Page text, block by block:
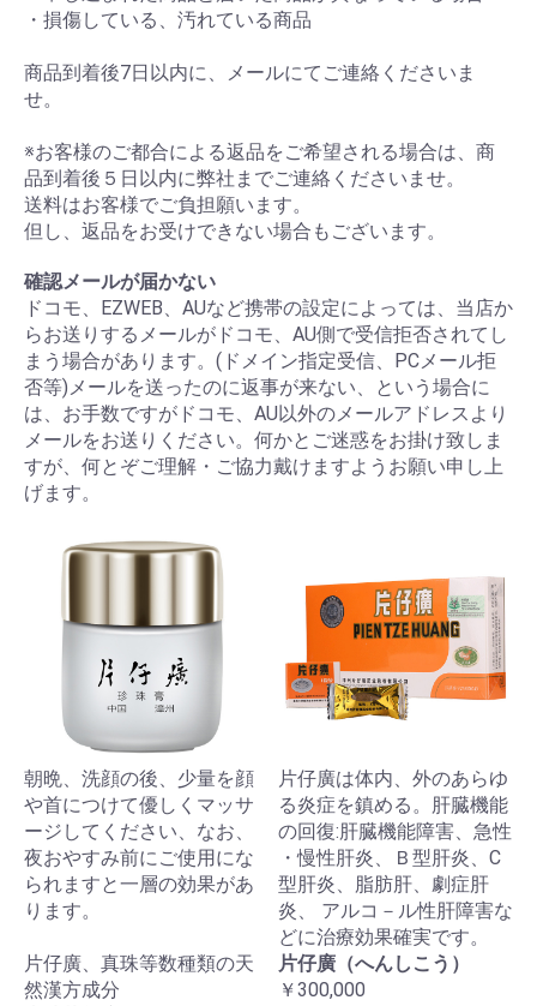
・損傷している、汚れている商品
商品到着後7日以内に、メールにてご連絡くださいま
せ。
※お客様のご都合による返品をご希望される場合は、商
品到着後５日以内に弊社までご連絡くださいませ。
送料はお客様でご負担願います。
但し、返品をお受けできない場合もございます。
確認メールが届かない
ドコモ、EZWEB、AUなど携帯の設定によっては、当店か
らお送りするメールがドコモ、AU側で受信拒否されてし
まう場合があります。(ドメイン指定受信、PCメール拒
否等)メールを送ったのに返事が来ない、という場合に
は、お手数ですがドコモ、AU以外のメールアドレスより
メールをお送りください。何かとご迷惑をお掛け致しま
すが、何とぞご理解・ご協力戴けますようお願い申し上
げます。
朝晩、洗顔の後、少量を顔
や首につけて優しくマッサ
ージしてください、なお、
夜おやすみ前にご使用にな
られますと一層の効果があ
ります。
片仔廣、真珠等数種類の天
然漢方成分
片仔廣は体内、外のあらゆ
る炎症を鎮める。肝臓機能
の回復:肝臓機能障害、急性
・慢性肝炎、Ｂ型肝炎、C
型肝炎、脂肪肝、劇症肝
炎、 アルコ－ル性肝障害な
どに治療効果確実です。
片仔廣（へんしこう）
￥300,000